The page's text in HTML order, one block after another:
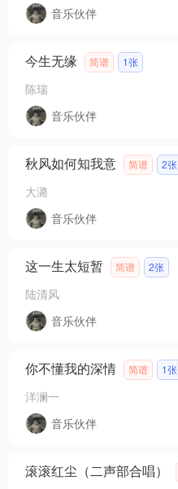
音乐伙伴
今生无缘 简谱 1张
陈瑞
音乐伙伴
秋风如何知我意 简谱 2张
大潞
音乐伙伴
这一生太短暂 简谱 2张
陆清风
音乐伙伴
你不懂我的深情 简谱 1张
洋澜一
音乐伙伴
滚滚红尘（二声部合唱）